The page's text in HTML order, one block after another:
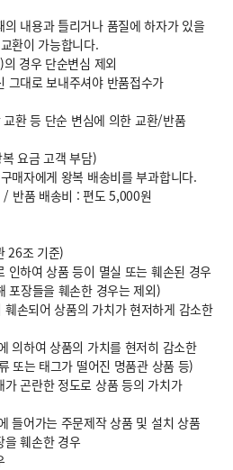
내용과 틀리거나 품질에 하자가 있을
환이 가능합니다.
경우 단순변심 제외
그대로 보내주셔야 반품접수가
환 등 단순 변심에 의한 교환/반품
요금 고객 부담)
매자에게 왕복 배송비를 부과합니다.
/ 반품 배송비 : 편도 5,000원
26조 기준)
인하여 상품 등이 멸실 또는 훼손된 경우
포장들을 훼손한 경우는 제외)
손되어 상품의 가치가 현저하게 감소한
의하여 상품의 가치를 현저히 감소한
또는 태그가 떨어진 명품관 상품 등)
곤란한 정도로 상품 등의 가치가
들어가는 주문제작 상품 및 설치 상품
을 훼손한 경우